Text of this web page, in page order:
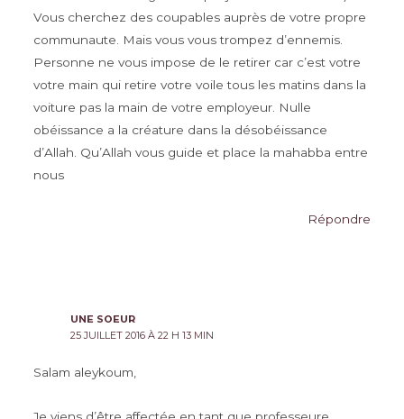
Vous cherchez des coupables auprès de votre propre
communaute. Mais vous vous trompez d’ennemis.
Personne ne vous impose de le retirer car c’est votre
votre main qui retire votre voile tous les matins dans la
voiture pas la main de votre employeur. Nulle
obéissance a la créature dans la désobéissance
d’Allah. Qu’Allah vous guide et place la mahabba entre
nous
Répondre
UNE SOEUR
25 JUILLET 2016 À 22 H 13 MIN
Salam aleykoum,
Je viens d’être affectée en tant que professeure